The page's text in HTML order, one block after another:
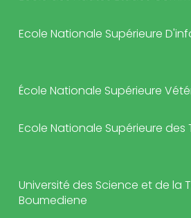
Ecole Nationale Supérieure
École Nationale Supérieure
Ecole Nationale Supérieure des
Université des Science et de la
Boumediene